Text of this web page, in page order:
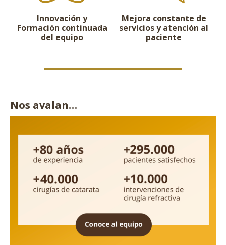
Innovación y
Formación continuada
del equipo
Mejora constante de
servicios y atención al
paciente
Nos avalan…